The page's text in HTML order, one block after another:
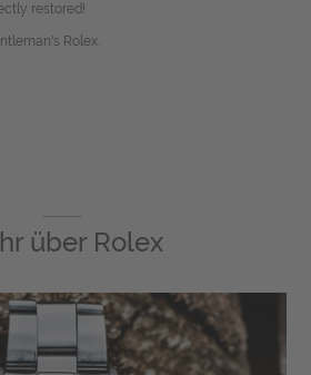
restored!
Rolex.
über Rolex